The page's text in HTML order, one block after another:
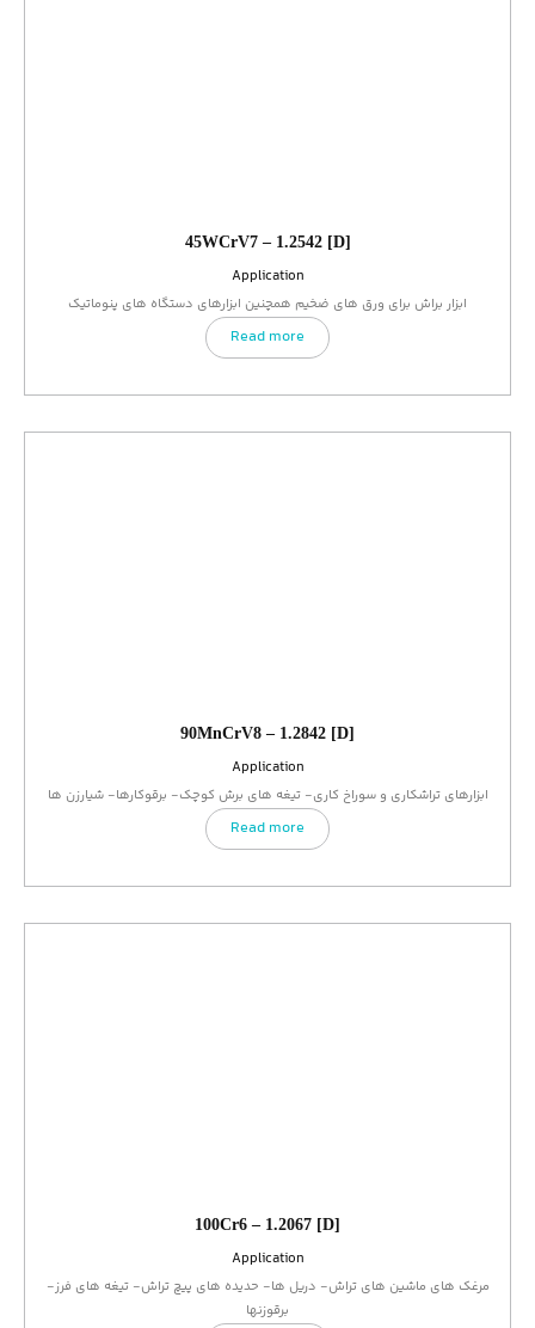
45WCrV7 – 1.2542 [D]
Application
ابزار براش برای ورق های ضخیم همچنین ابزارهای دستگاه های پنوماتیک
Read more
90MnCrV8 – 1.2842 [D]
Application
ابزارهای تراشکاری و سوراخ کاری- تیغه های برش کوچک- برقوکارها- شیارزن ها
Read more
100Cr6 – 1.2067 [D]
Application
مرغک های ماشین های تراش- دریل ها- حدیده های پیچ تراش- تیغه های فرز-
برقوزنها